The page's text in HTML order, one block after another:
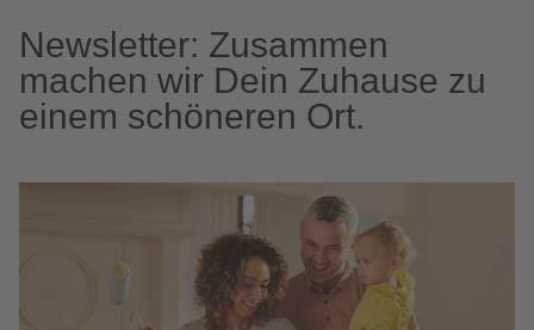
Newsletter: Zusammen
machen wir Dein Zuhause zu
einem schöneren Ort.